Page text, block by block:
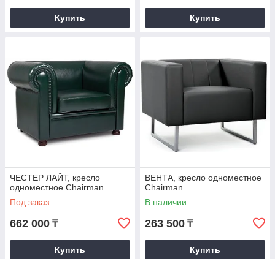
Купить Купить
ЧЕСТЕР ЛАЙТ, кресло
одноместное Chairman
Под заказ
662 000 ₸
Купить
ВЕНТА, кресло одноместное
Chairman
В наличии
263 500 ₸
Купить